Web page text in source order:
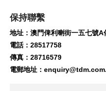
保持聯繫
地址：澳門俾利喇街一五七號
電話：28517758
傳真：28716579
電郵地址：